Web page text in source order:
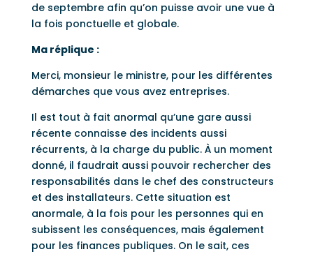
de septembre afin qu’on puisse avoir une vue à
la fois ponctuelle et globale.
Ma réplique :
Merci, monsieur le ministre, pour les différentes
démarches que vous avez entreprises.
Il est tout à fait anormal qu’une gare aussi
récente connaisse des incidents aussi
récurrents, à la charge du public. À un moment
donné, il faudrait aussi pouvoir rechercher des
responsabilités dans le chef des constructeurs
et des installateurs. Cette situation est
anormale, à la fois pour les personnes qui en
subissent les conséquences, mais également
pour les finances publiques. On le sait, ces